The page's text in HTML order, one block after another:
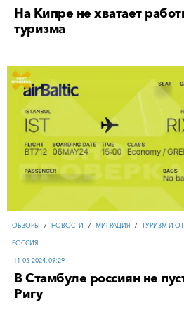
На Кипре не хватает
туризма
ОБЗОРЫ / НОВОСТИ / МИГРАЦИЯ / ТУРИЗМ И
РОССИЯ
11-05-2024, 09:29
В Стамбуле россиян не
Ригу